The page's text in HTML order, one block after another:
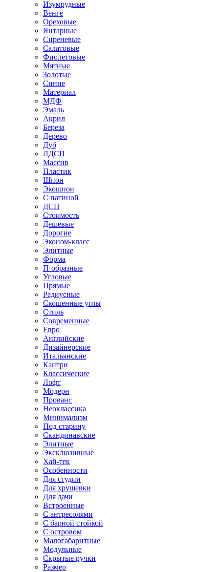
Изумрудные
Венге
Ореховые
Янтарные
Сиреневые
Салатовые
Фиолетовые
Мятные
Золотые
Синие
Материал
МДФ
Эмаль
Акрил
Береза
Дерево
Дуб
ЛДСП
Массив
Пластик
Шпон
Экошпон
С патиной
ДСП
Стоимость
Дешевые
Дорогие
Эконом-класс
Элитные
Форма
П-образные
Угловые
Прямые
Радиусные
Скошенные углы
Стиль
Современные
Евро
Английские
Дизайнерские
Итальянские
Кантри
Классические
Лофт
Модерн
Прованс
Неоклассика
Минимализм
Под старину
Скандинавские
Элитные
Эксклюзивные
Хай-тек
Особенности
Для студии
Для хрущевки
Для дачи
Встроенные
С антресолями
С барной стойкой
С островом
Малогабаритные
Модульные
Скрытые ручки
Размер